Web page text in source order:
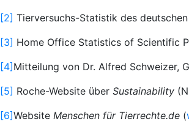
[2] Tierversuchs-Statistik des
[3] Home Office Statistics of Scientific
[4]Mitteilung von Dr. Alfred Schweizer,
[5] Roche-Website über Sustainability
[6]Website Menschen für Tierrechte.de (